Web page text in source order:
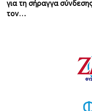
για τη σήραγγα
τον…